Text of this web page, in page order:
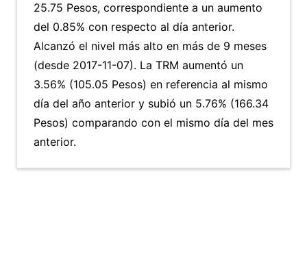
25.75 Pesos, correspondiente a un aumento
del 0.85% con respecto al día anterior.
Alcanzó el nivel más alto en más de 9 meses
(desde 2017-11-07). La TRM aumentó un
3.56% (105.05 Pesos) en referencia al mismo
día del año anterior y subió un 5.76% (166.34
Pesos) comparando con el mismo día del mes
anterior.